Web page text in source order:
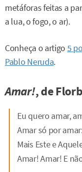
metáforas feitas a
a lua, o fogo, o ar).
Conheça o artigo 5
Pablo Neruda.
Amar!, de
Eu quero amar,
Amar só por
Mais Este e
Amar! Amar! E